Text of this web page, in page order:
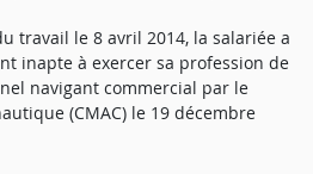
travail le 8 avril 2014, la salariée a
inapte à exercer sa profession de
navigant commercial par le
(CMAC) le 19 décembre